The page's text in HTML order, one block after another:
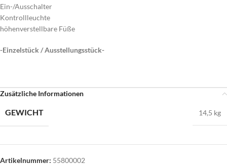
Ein-/Ausschalter
Kontrollleuchte
höhenverstellbare Füße
-Einzelstück / Ausstellungsstück-
Zusätzliche Informationen
GEWICHT 14,5 kg
Artikelnummer: 55800002